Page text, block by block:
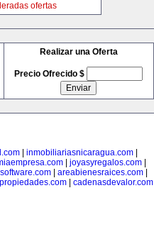
ofertas
Realizar una Oferta
Precio Ofrecido $
inmobiliariasnicaragua.com
joyasyregalos.com
| areabienesraices.com|
| cadenasdevalor.com|